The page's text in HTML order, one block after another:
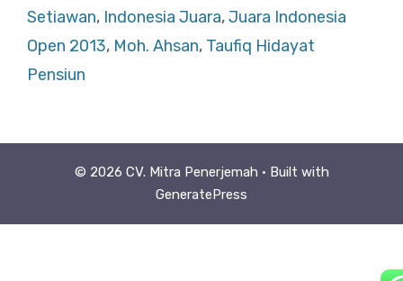
Setiawan, Indonesia Juara,Juara Indonesia
Open 2013, Moh. Ahsan, Taufiq Hidayat
Pensiun
© 2026 CV. Mitra Penerjemah • Built with
GeneratePress